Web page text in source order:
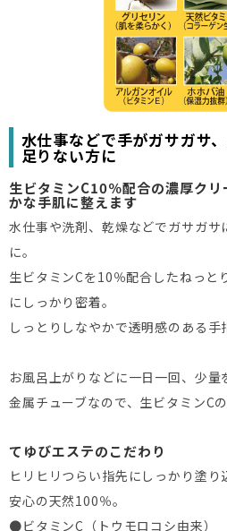
水仕事などで手がガサガサ
足りない方に
生ビタミンC10％配合の濃厚ク
かな手肌に整えます
水仕事や洗剤、乾燥などでガサガサ
に。
生ビタミンCを10％配合したねっと
にしっかり密着。
しっとりしなやかで透明感のある手
お風呂上がりなどに一日一回、少量
金属チューブなので、生ビタミンC
てゆびエステのこだわり
ヒリヒリつらい指先にしっかり塗
安心の天然100％。
●ビタミンC（トウモロコシ由来）